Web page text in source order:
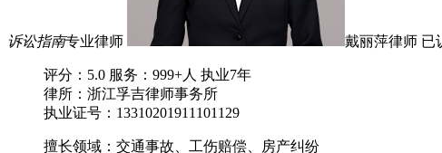
诉讼指南专业律师 戴丽萍律师 已
评分：5.0 服务：999+人 执业7年
律所：浙江孚吉律师事务所
执业证号：13310201911101129
擅长领域：交通事故、工伤赔偿、房产纠纷